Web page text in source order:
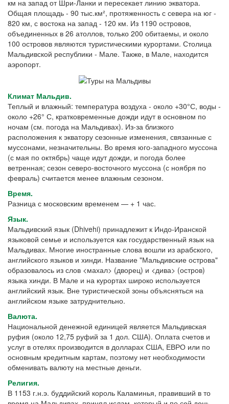
км на запад от Шри-Ланки и пересекает линию экватора.
Общая площадь - 90 тыс.км², протяженность с севера на юг -
820 км, с востока на запад - 120 км. Из 1190 островов,
объединенных в 26 атоллов, только 200 обитаемы, и около
100 островов являются туристическими курортами. Столица
Мальдивской республики - Мале. Также, в Мале, находится
аэропорт.
Климат Мальдив.
Теплый и влажный: температура воздуха - около +30°С, воды -
около +26° С, кратковременные дожди идут в основном по
ночам (см. погода на Мальдивах). Из-за близкого
расположения к экватору сезонные изменения, связанные с
муссонами, незначительны. Во время юго-западного муссона
(с мая по октябрь) чаще идут дожди, и погода более
ветренная; сезон северо-восточного муссона (с ноября по
февраль) считается менее влажным сезоном.
Время.
Разница с московским временем — + 1 час.
Язык.
Мальдивский язык (Dhivehi) принадлежит к Индо-Иранской
языковой семье и используется как государственный язык на
Мальдивах. Многие иностранные слова вошли из арабского,
английского языков и хинди. Название "Мальдивские острова"
образовалось из слов <махал> (дворец) и <дива> (остров)
языка хинди. В Мале и на курортах широко используется
английский язык. Вне туристической зоны объясняться на
английском языке затруднительно.
Валюта.
Национальной денежной единицей является Мальдивская
руфия (около 12,75 руфий за 1 дол. США). Оплата счетов и
услуг в отелях производится в долларах США, ЕВРО или по
основным кредитным картам, поэтому нет необходимости
обменивать валюту на местные деньги.
Религия.
В 1153 г.н.э. буддийский король Каламинья, правивший в то